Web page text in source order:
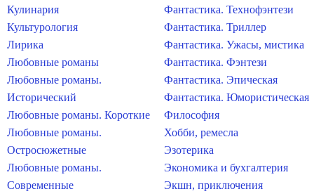
Кулинария
Культурология
Лирика
Любовные романы
Любовные романы.
Исторический
Любовные романы. Короткие
Любовные романы.
Остросюжетные
Любовные романы.
Современные
Фантастика. Технофэнтези
Фантастика. Триллер
Фантастика. Ужасы, мистика
Фантастика. Фэнтези
Фантастика. Эпическая
Фантастика. Юмористическая
Философия
Хобби, ремесла
Эзотерика
Экономика и бухгалтерия
Экшн, приключения